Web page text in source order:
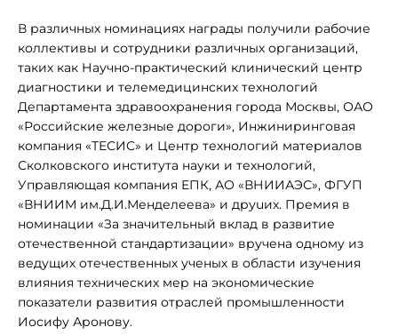
В различных номинациях награды получили рабочие
коллективы и сотрудники различных организаций,
таких как Научно-практический клинический центр
диагностики и телемедицинских технологий
Департамента здравоохранения города Москвы, ОАО
«Российские железные дороги», Инжиниринговая
компания «ТЕСИС» и Центр технологий материалов
Сколковского института науки и технологий,
Управляющая компания ЕПК, АО «ВНИИАЭС», ФГУП
«ВНИИМ им.Д.И.Менделеева» и друuих. Премия в
номинации «За значительный вклад в развитие
отечественной стандартизации» вручена одному из
ведущих отечественных ученых в области изучения
влияния технических мер на экономические
показатели развития отраслей промышленности
Иосифу Аронову.